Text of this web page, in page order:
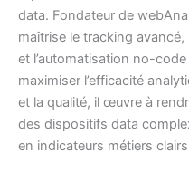
data. Fondateur de
maîtrise le tracking
et l’automatisation no-
maximiser l’efficacité
et la qualité, il œuvre à
des dispositifs data
en indicateurs métiers